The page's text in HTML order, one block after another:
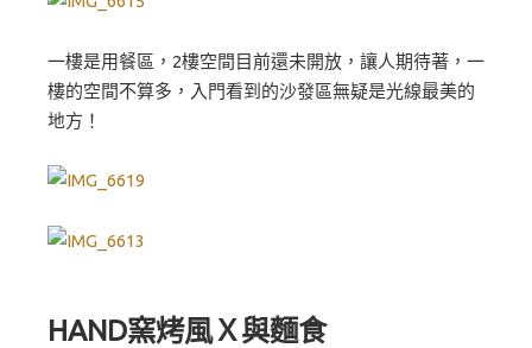
一樓是用餐區，2樓空間目前還未開放，讓人期待著，一
樓的空間不算多，入門看到的沙發區無疑是光線最美的
地方！
HAND窯烤風Ｘ與麵食